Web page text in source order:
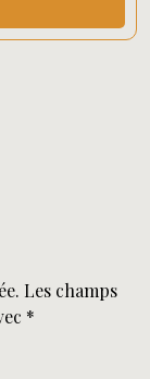
Les champs
*